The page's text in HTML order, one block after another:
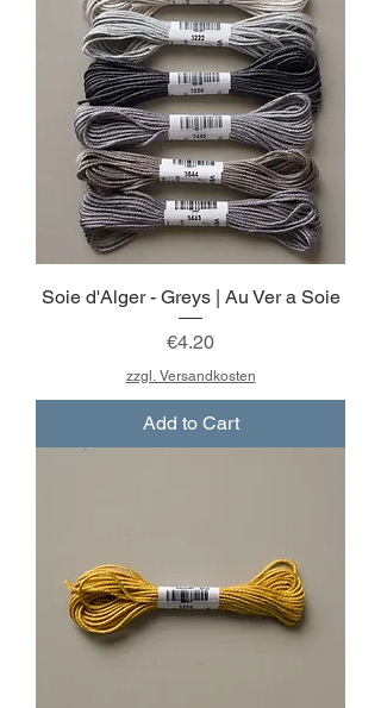
Soie d'Alger - Greys | Au Ver a Soie
Price
€4.20
zzgl. Versandkosten
Add to Cart